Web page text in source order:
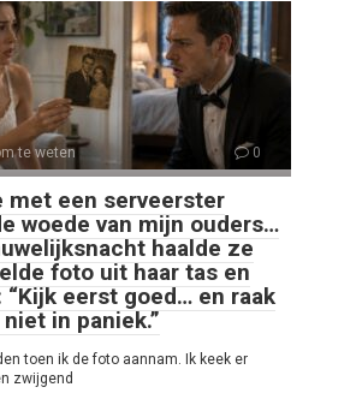
te weten 0
met een serveerster
woede van mijn ouders…
haalde ze
foto uit haar tas en
eerst goed… en raak
in paniek.”
toen ik de foto aannam. Ik keek er
zwijgend